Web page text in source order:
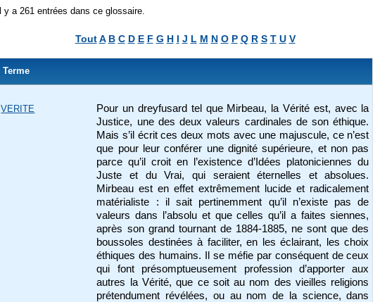
Il y a 261 entrées dans ce glossaire.
Tout A B C D E F G H I J L M N O P Q R S T U V
Terme
VERITE
Pour un dreyfusard tel que Mirbeau, la Vérité est, avec la
Justice, une des deux valeurs cardinales de son éthique.
Mais s’il écrit ces deux mots avec une majuscule, ce n’est
que pour leur conférer une dignité supérieure, et non pas
parce qu’il croit en l’existence d’Idées platoniciennes du
Juste et du Vrai, qui seraient éternelles et absolues.
Mirbeau est en effet extrêmement lucide et radicalement
matérialiste : il sait pertinemment qu’il n’existe pas de
valeurs dans l’absolu et que celles qu’il a faites siennes,
après son grand tournant de 1884-1885, ne sont que des
boussoles destinées à faciliter, en les éclairant, les choix
éthiques des humains. Il se méfie par conséquent de ceux
qui font présomptueusement profession d’apporter aux
autres la Vérité, que ce soit au nom des vieilles religions
prétendument révélées, ou au nom de la science, dans